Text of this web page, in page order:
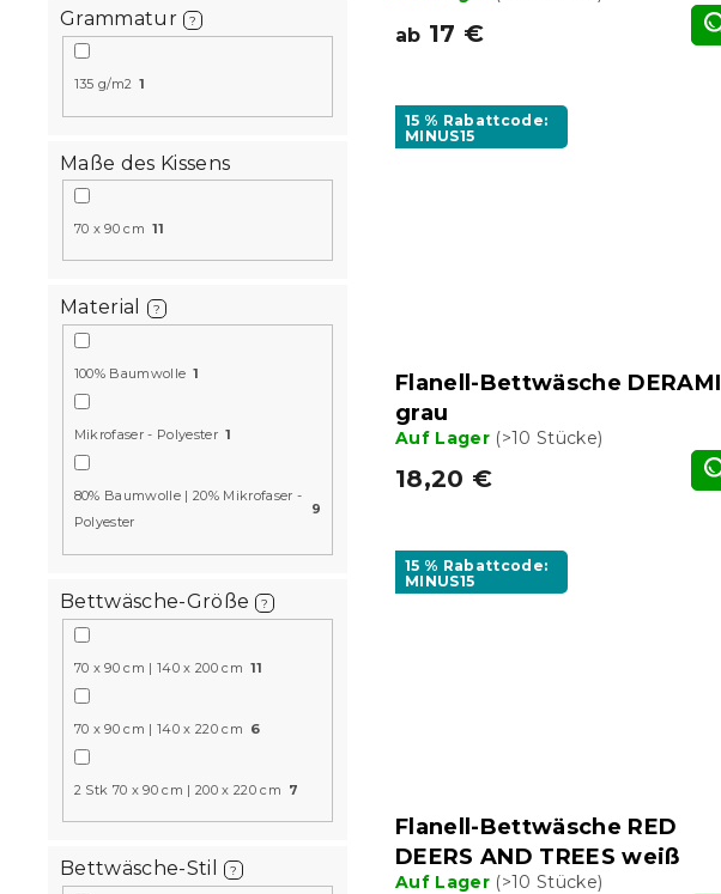
Grammatur ?
135 g/m2 1
Maße des Kissens
70 x 90 cm 11
Material ?
100% Baumwolle 1
Mikrofaser - Polyester 1
80% Baumwolle | 20% Mikrofaser -
Polyester
9
Bettwäsche-Größe ?
70 x 90 cm | 140 x 200 cm 11
70 x 90 cm | 140 x 220 cm 6
2 Stk 70 x 90 cm | 200 x 220 cm 7
Bettwäsche-Stil ?
ab 17 €
15 % Rabattcode:
MINUS15
Flanell-Bettwäsche DERAMI
grau
Auf Lager (>10 Stücke)
18,20 €
15 % Rabattcode:
MINUS15
Flanell-Bettwäsche RED
DEERS AND TREES weiß
Auf Lager (>10 Stücke)